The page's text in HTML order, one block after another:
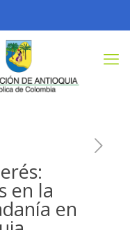
en la
en